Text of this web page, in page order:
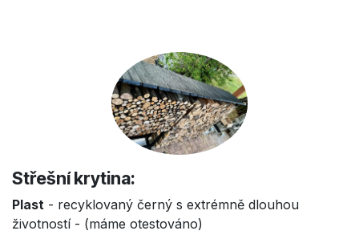
Střešní krytina:
Plast - recyklovaný černý s extrémně dlouhou
životností - (máme otestováno)